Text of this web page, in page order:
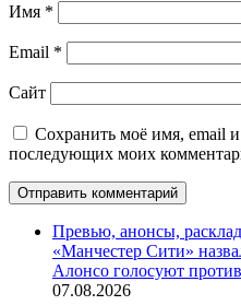
Имя *
Email *
Сайт
Сохранить моё имя, email и
последующих моих
Превью, анонсы,
«Манчестер Сити»
Алонсо голосуют против
07.08.2026